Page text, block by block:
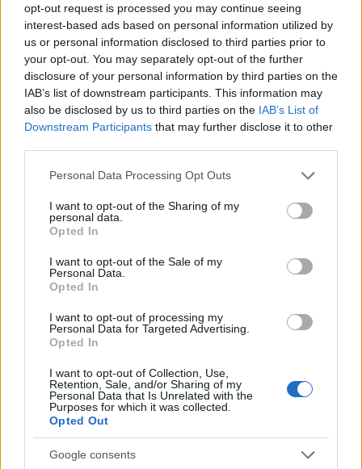
opt-out request is processed you may continue seeing
interest-based ads based on personal information utilized by
us or personal information disclosed to third parties prior to
your opt-out. You may separately opt-out of the further
disclosure of your personal information by third parties on the
IAB’s list of downstream participants. This information may
also be disclosed by us to third parties on the IAB’s List of
Downstream Participants that may further disclose it to other
Please note that this website/app uses one or more Google
not limited to your visit or usage behaviour. You may click to
grant or deny consent to Google and its third-party tags to
use your data for below specified purposes in below Google
consent section.
Personal Data Processing Opt Outs
I want to opt-out of the Sharing of my
personal data.
Opted In
I want to opt-out of the Sale of my
Personal Data.
Opted In
I want to opt-out of processing my
Personal Data for Targeted Advertising.
Opted In
I want to opt-out of Collection, Use,
Retention, Sale, and/or Sharing of my
Personal Data that Is Unrelated with the
Purposes for which it was collected.
Opted Out
Google consents
Επιστρέφει στην Premier League ο Έρικσεν
17.01.2022 15:29